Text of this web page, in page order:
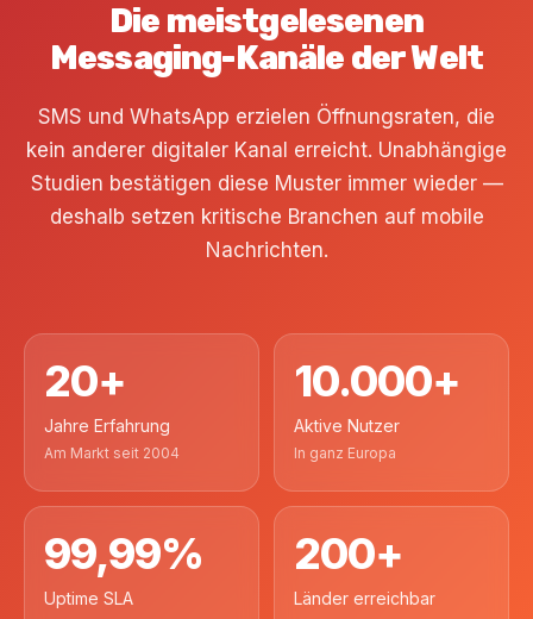
Die meistgelesenen
Messaging-Kanäle der Welt
SMS und WhatsApp erzielen Öffnungsraten, die
kein anderer digitaler Kanal erreicht. Unabhängige
Studien bestätigen diese Muster immer wieder —
deshalb setzen kritische Branchen auf mobile
Nachrichten.
20+
Jahre Erfahrung
Am Markt seit 2004
10.000+
Aktive Nutzer
In ganz Europa
99,99%
Uptime SLA
200+
Länder erreichbar